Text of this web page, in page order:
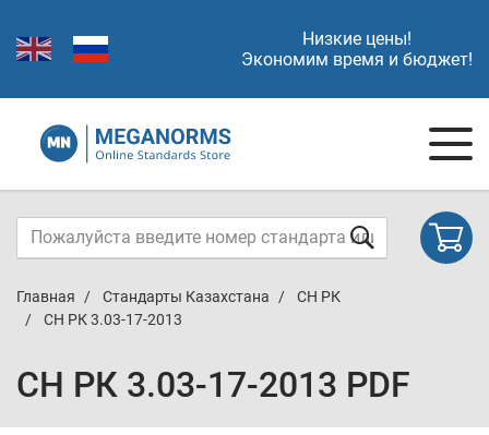
Низкие цены!
Экономим время и бюджет!
Главная Стандарты Казахстана
СН РК
СН РК 3.03-17-2013
СН РК 3.03-17-2013 PDF